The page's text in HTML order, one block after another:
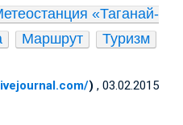
«Таганай-
Маршрут
Туризм
) , 03.02.2015